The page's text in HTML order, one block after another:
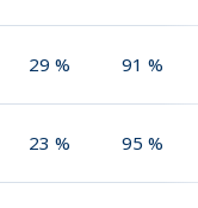
29 % 91 %
23 % 95 %